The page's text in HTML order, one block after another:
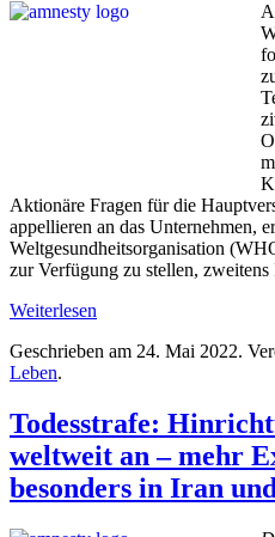
Aktionäre Fragen für die
appellieren an das Unternehmen,
Weltgesundheitsorganisation
zur Verfügung zu stellen,
Weiterlesen
Geschrieben am 24. Mai 2022.
Leben.
Todesstrafe:
weltweit an – mehr
besonders in Iran